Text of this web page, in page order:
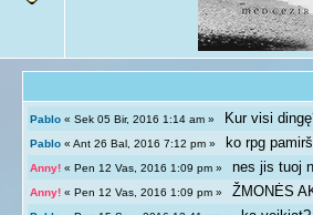
Pablo « Sek 05 Bir, 2016 1:14 am » Kur visi
Pablo « Ant 26 Bal, 2016 7:12 pm » ko rpg
Anny! « Pen 12 Vas, 2016 1:09 pm »nes jis tuoj
Anny! « Pen 12 Vas, 2016 1:09 pm »ŽMONĖS